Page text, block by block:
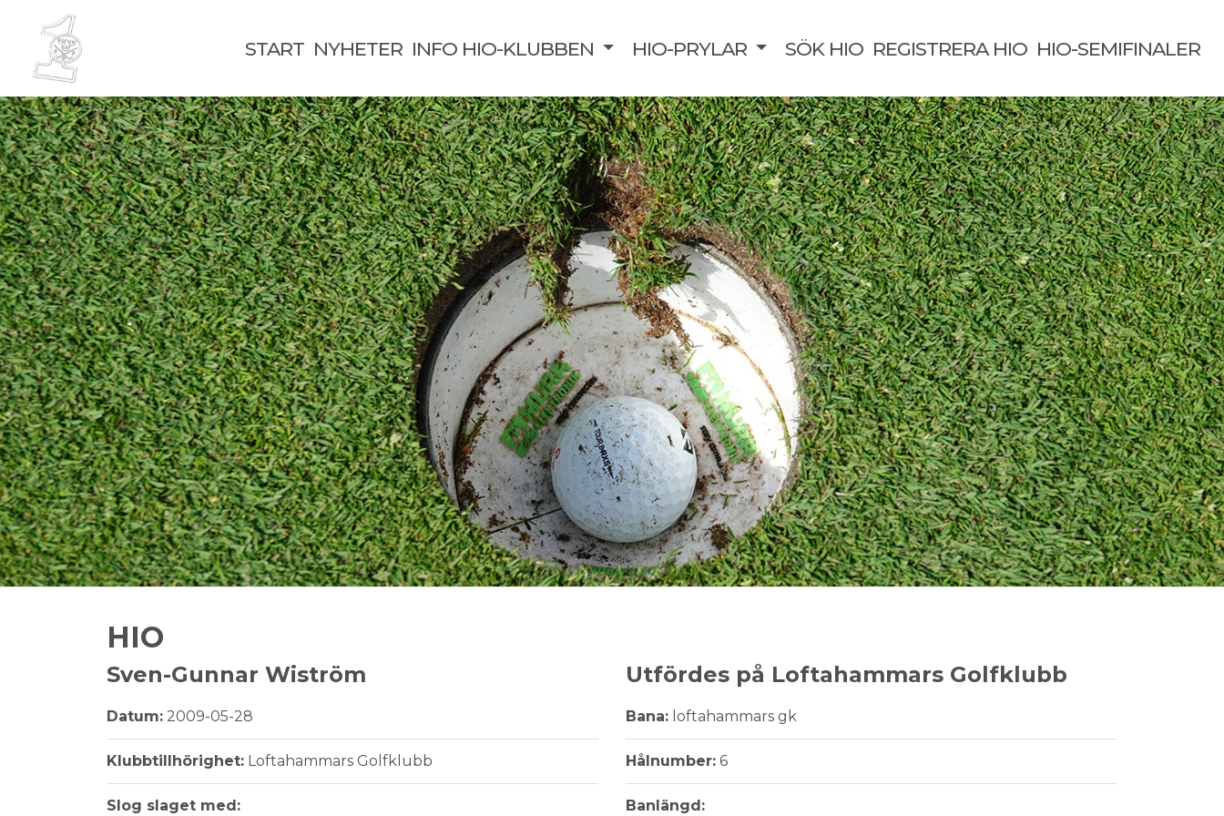
START NYHETER INFO HIO-KLUBBEN HIO-PRYLAR SÖK HIO REGISTRERA HIO HIO-SEMIFINALER
HIO
Sven-Gunnar Wiström
Datum: 2009-05-28
Klubbtillhörighet: Loftahammars Golfklubb
Slog slaget med:
Utfördes på Loftahammars Golfklubb
Bana: loftahammars gk
Hålnumber: 6
Banlängd: